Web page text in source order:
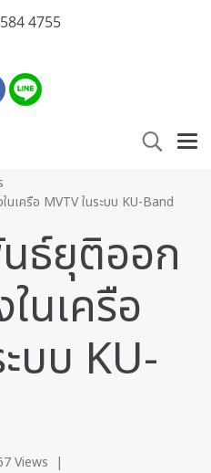
4755
เครือ MVTV ในระบบ KU-Band
ธ์ยุติออก
นเครือ
บบ KU-
Views |